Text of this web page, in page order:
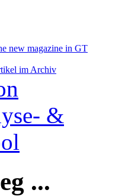
new magazine in GT
im Archiv
...